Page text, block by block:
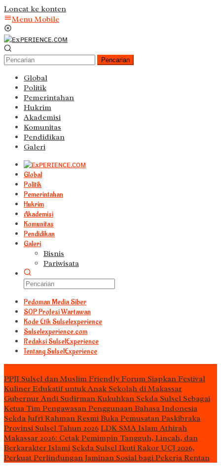
Loncat ke konten
Menu Mobile
Pencarian
Global
Politik
Pemerintahan
Hukrim
Akademisi
Komunitas
Pendidikan
Galeri
Global
Politik
Pemerintahan
Hukrim
Akademisi
Komunitas
Pendidikan
Galeri
Bisnis
Pariwisata
Pedoman Media Siber
S0P Profesi Wartawan
Kode Etik Sulselexperience
Sulselexperience.com
Redaksi SulselExperience
Tentang SulselExperience
PPJI Sulsel dan Muslim Friendly Forum Siapkan Festival
Kuliner Edukatif untuk Anak Sekolah di Makassar
Gubernur Andi Sudirman Kukuhkan Sekda Sulsel Sebagai
Ketua Tim Pengawasan Penggunaan Bahasa Indonesia
Sekda Jufri Rahman Resmi Buka Pemusatan Paskibraka
Provinsi Sulsel Tahun 2026 LDK SMA Islam Athirah
Makassar 2026: Cetak Pemimpin Tangguh, Lincah, dan
Berkarakter Islami Sekda Sulsel Ikuti Rakor UCJ 2026,
Perkuat Perlindungan Jaminan Sosial bagi Pekerja Rentan